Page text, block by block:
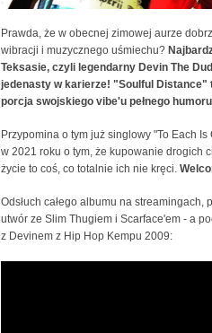
Prawda, że w obecnej zimowej aurze
wibracji i muzycznego uśmiechu?
Teksasie, czyli legendarny Devin The
jedenasty w karierze! "Soulful Distance"
porcja swojskiego vibe'u pełnego
Przypomina o tym już singlowy "To Each
w 2021 roku o tym, że kupowanie drogich
życie to coś, co totalnie ich nie kręci.
Odsłuch całego albumu na
utwór ze Slim Thugiem i Scarface'em - a
z Devinem z Hip Hop Kempu 2009: